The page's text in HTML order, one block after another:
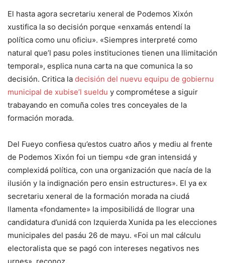
El hasta agora secretariu xeneral de Podemos Xixón
xustifica la so decisión porque «enxamás entendí la
política como unu oficiu». «Siempres interpreté como
natural que’l pasu poles instituciones tienen una llimitación
temporal», esplica nuna carta na que comunica la so
decisión. Critica la decisión del nuevu equipu de gobiernu
municipal de xubise’l sueldu y comprométese a siguir
trabayando en comuña coles tres conceyales de la
formación morada.
Del Fueyo confiesa qu’estos cuatro años y mediu al frente
de Podemos Xixón foi un tiempu «de gran intensidá y
complexidá política, con una organización que nacía de la
ilusión y la indignación pero ensin estructures». El ya ex
secretariu xeneral de la formación morada na ciudá
llamenta «fondamente» la imposibilidá de llograr una
candidatura d’unidá con Izquierda Xunida pa les elecciones
municipales del pasáu 26 de mayu. «Foi un mal cálculu
electoralista que se pagó con intereses negativos nes